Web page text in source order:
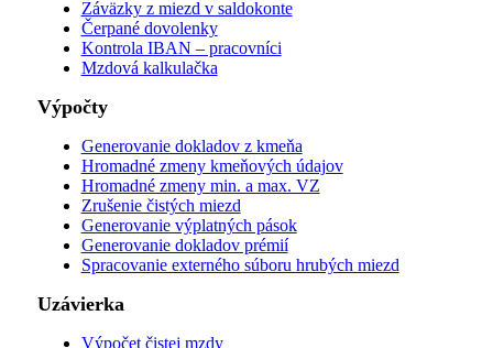
Záväzky z miezd v saldokonte
Čerpané dovolenky
Kontrola IBAN – pracovníci
Mzdová kalkulačka
Výpočty
Generovanie dokladov z kmeňa
Hromadné zmeny kmeňových údajov
Hromadné zmeny min. a max. VZ
Zrušenie čistých miezd
Generovanie výplatných pások
Generovanie dokladov prémií
Spracovanie externého súboru hrubých miezd
Uzávierka
Výpočet čistej mzdy